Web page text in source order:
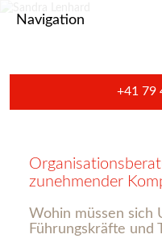
Navigation
+41 79
zunehmender
Wohin müssen sich
Führungskräfte und